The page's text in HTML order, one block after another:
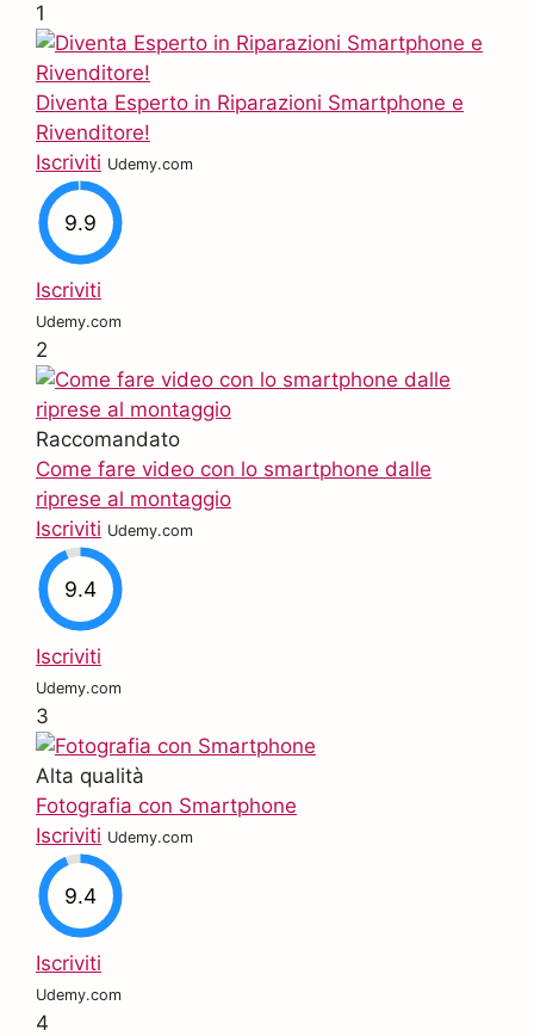
1
Diventa Esperto in Riparazioni Smartphone e
Rivenditore!
Iscriviti Udemy.com
9.9
Iscriviti
Udemy.com
2
Raccomandato
Come fare video con lo smartphone dalle
riprese al montaggio
Iscriviti Udemy.com
9.4
Iscriviti
Udemy.com
3
Alta qualità
Fotografia con Smartphone
Iscriviti Udemy.com
9.4
Iscriviti
Udemy.com
4